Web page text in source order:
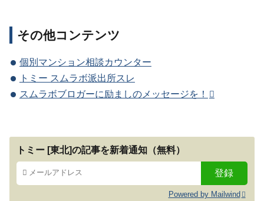
その他コンテンツ
個別マンション相談カウンター
トミー スムラボ派出所スレ
スムラボブロガーに励ましのメッセージを！
トミー [東北]の記事を新着通知（無料）
Powered by Mailwind